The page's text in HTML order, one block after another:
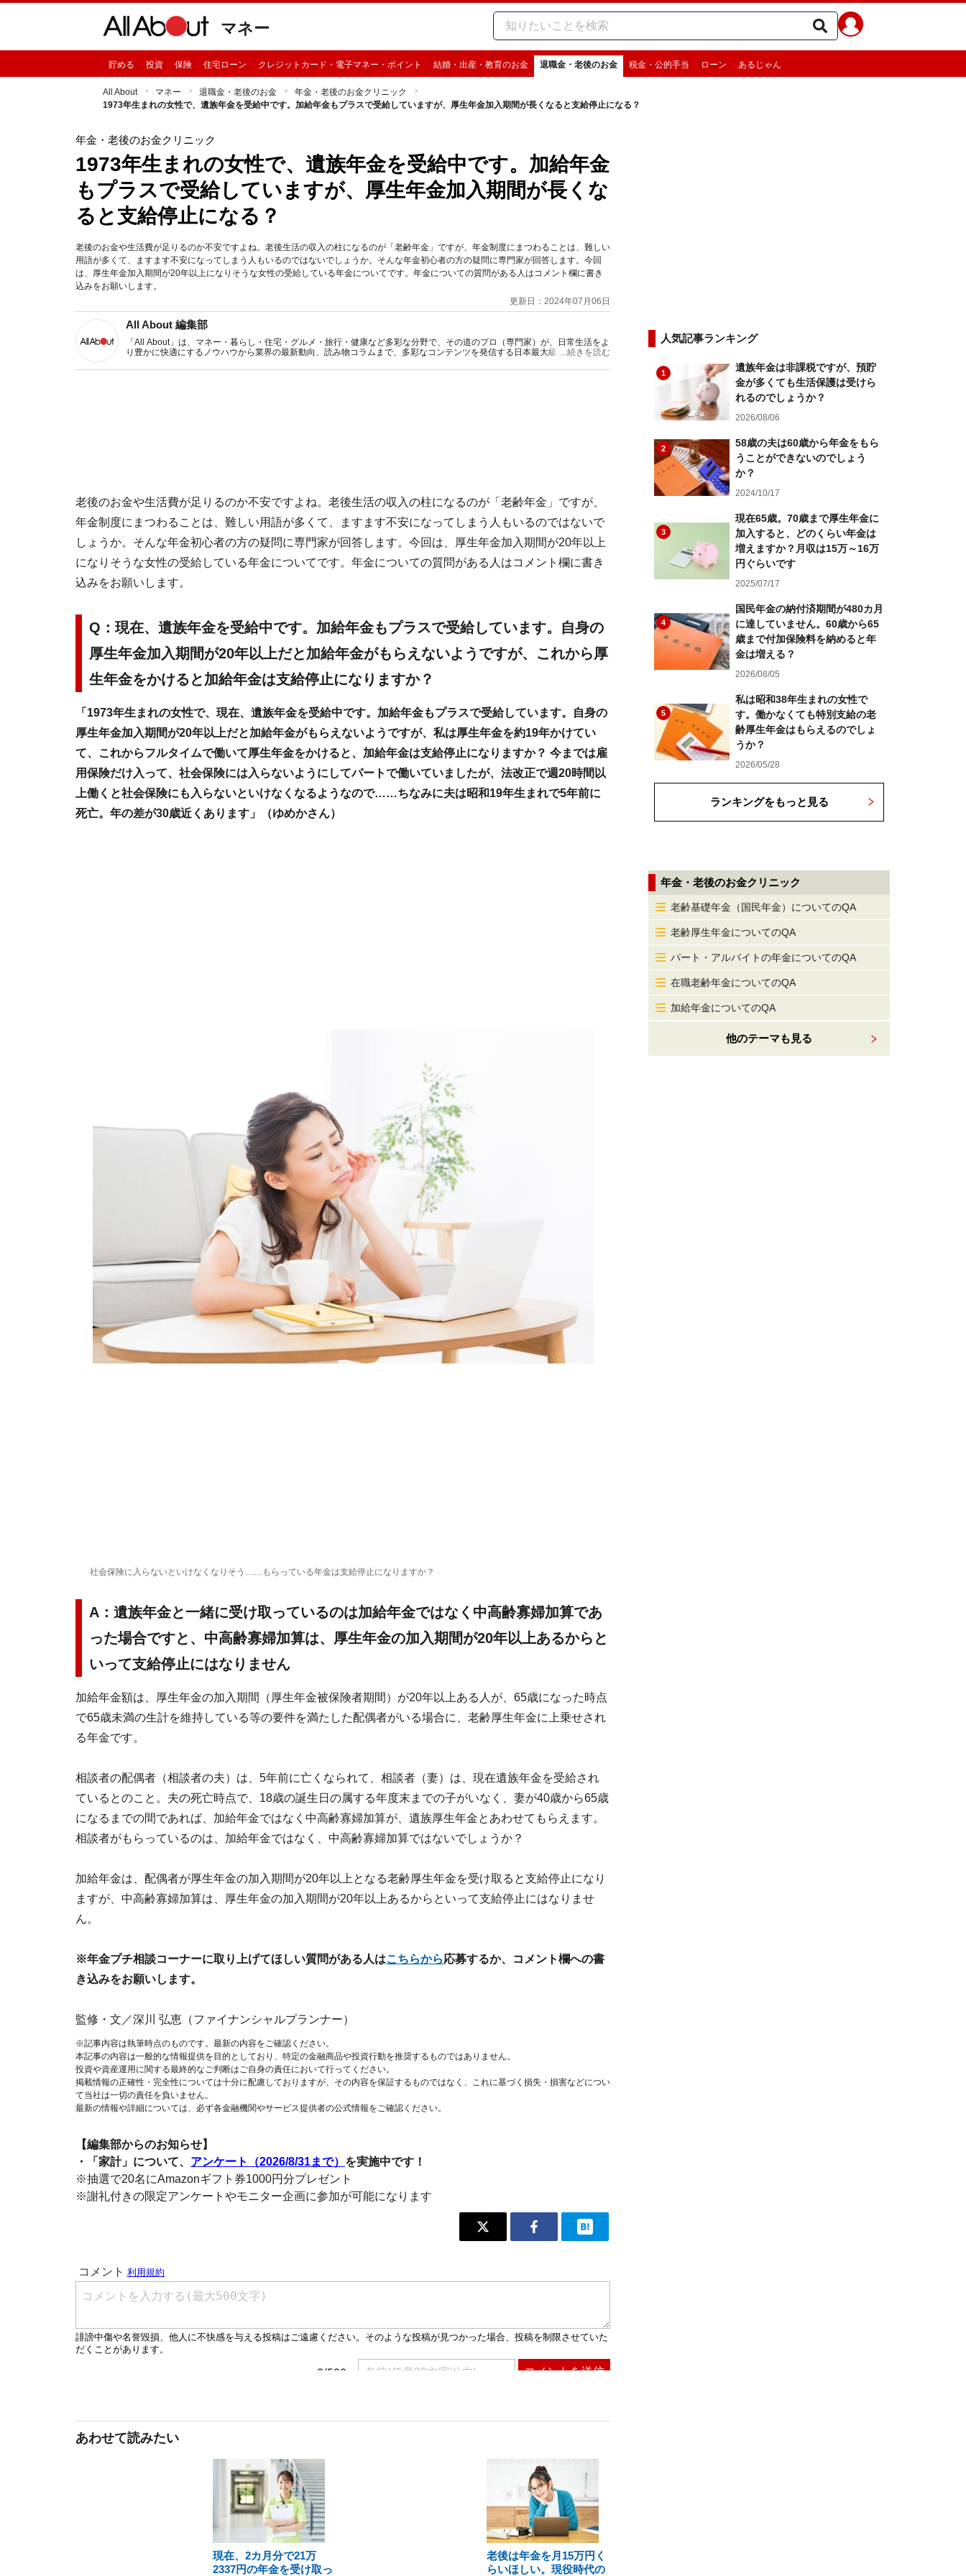
マネー
貯める 投資 保険 住宅ローン クレジットカード・電子マネー・ポイント 結婚・出産・教育のお金 退職金・老後のお金 税金・公的手当 ローン あるじゃん
All About マネー 退職金・老後のお金
年金・老後のお金クリニック
1973年生まれの女性で、遺族年金を受給中です。加給年金もプラスで受給していますが、厚生年金加入期間が長くなると支給停止になる？
年金・老後のお金クリニック
1973年生まれの女性で、遺族年金を受給中です。加給年金
もプラスで受給していますが、厚生年金加入期間が長くな
ると支給停止になる？
老後のお金や生活費が足りるのか不安ですよね。老後生活の収入の柱になるのが「老齢年金」ですが、年金制度にまつわることは、難しい
用語が多くて、ますます不安になってしまう人もいるのではないでしょうか。そんな年金初心者の方の疑問に専門家が回答します。今回
は、厚生年金加入期間が20年以上になりそうな女性の受給している年金についてです。年金についての質問がある人はコメント欄に書き
込みをお願いします。
更新日：2024年07月06日
All About 編集部
「All About」は、マネー・暮らし・住宅・グルメ・旅行・健康など多彩な分野で、その道のプロ（専門家）が、日常生活をよ
り豊かに快適にするノウハウから業界の最新動向、読み物コラムまで、多彩なコンテンツを発信する日本最大級の総合情報サ
...続きを読む
老後のお金や生活費が足りるのか不安ですよね。老後生活の収入の柱になるのが「老齢年金」ですが、
年金制度にまつわることは、難しい用語が多くて、ますます不安になってしまう人もいるのではないで
しょうか。そんな年金初心者の方の疑問に専門家が回答します。今回は、厚生年金加入期間が20年以上
になりそうな女性の受給している年金についてです。年金についての質問がある人はコメント欄に書き
込みをお願いします。
Q：現在、遺族年金を受給中です。加給年金もプラスで受給しています。自身の
厚生年金加入期間が20年以上だと加給年金がもらえないようですが、これから厚
生年金をかけると加給年金は支給停止になりますか？
「1973年生まれの女性で、現在、遺族年金を受給中です。加給年金もプラスで受給しています。自身の
厚生年金加入期間が20年以上だと加給年金がもらえないようですが、私は厚生年金を約19年かけてい
て、これからフルタイムで働いて厚生年金をかけると、加給年金は支給停止になりますか？ 今までは雇
用保険だけ入って、社会保険には入らないようにしてパートで働いていましたが、法改正で週20時間以
上働くと社会保険にも入らないといけなくなるようなので……ちなみに夫は昭和19年生まれで5年前に
死亡。年の差が30歳近くあります」（ゆめかさん）
社会保険に入らないといけなくなりそう……もらっている年金は支給停止になりますか？
A：遺族年金と一緒に受け取っているのは加給年金ではなく中高齢寡婦加算であ
った場合ですと、中高齢寡婦加算は、厚生年金の加入期間が20年以上あるからと
いって支給停止にはなりません
加給年金額は、厚生年金の加入期間（厚生年金被保険者期間）が20年以上ある人が、65歳になった時点
で65歳未満の生計を維持している等の要件を満たした配偶者がいる場合に、老齢厚生年金に上乗せされ
る年金です。
相談者の配偶者（相談者の夫）は、5年前に亡くなられて、相談者（妻）は、現在遺族年金を受給され
ているとのこと。夫の死亡時点で、18歳の誕生日の属する年度末までの子がいなく、妻が40歳から65歳
になるまでの間であれば、加給年金ではなく中高齢寡婦加算が、遺族厚生年金とあわせてもらえます。
相談者がもらっているのは、加給年金ではなく、中高齢寡婦加算ではないでしょうか？
加給年金は、配偶者が厚生年金の加入期間が20年以上となる老齢厚生年金を受け取ると支給停止になり
ますが、中高齢寡婦加算は、厚生年金の加入期間が20年以上あるからといって支給停止にはなりませ
ん。
※年金プチ相談コーナーに取り上げてほしい質問がある人はこちらから応募するか、コメント欄への書
き込みをお願いします。
監修・文／深川 弘恵（ファイナンシャルプランナー）
※記事内容は執筆時点のものです。最新の内容をご確認ください。
本記事の内容は一般的な情報提供を目的としており、特定の金融商品や投資行動を推奨するものではありません。
投資や資産運用に関する最終的なご判断はご自身の責任において行ってください。
掲載情報の正確性・完全性については十分に配慮しておりますが、その内容を保証するものではなく、これに基づく損失・損害などについ
て当社は一切の責任を負いません。
最新の情報や詳細については、必ず各金融機関やサービス提供者の公式情報をご確認ください。
【編集部からのお知らせ】
・「家計」について、 アンケート（2026/8/31まで） を実施中です！
※抽選で20名にAmazonギフト券1000円分プレゼント
※謝礼付きの限定アンケートやモニター企画に参加が可能になります
あわせて読みたい
現在、2カ月分で21万
2337円の年金を受け取っ
老後は年金を月15万円く
らいほしい。現役時代の
人気記事ランキング
1
遺族年金は非課税ですが、預貯
金が多くても生活保護は受けら
れるのでしょうか？
2026/08/06
2
58歳の夫は60歳から年金をもら
うことができないのでしょう
か？
2024/10/17
3
現在65歳。70歳まで厚生年金に
加入すると、どのくらい年金は
増えますか？月収は15万～16万
円ぐらいです
2025/07/17
4
国民年金の納付済期間が480カ月
に達していません。60歳から65
歳まで付加保険料を納めると年
金は増える？
2026/08/05
5
私は昭和38年生まれの女性で
す。働かなくても特別支給の老
齢厚生年金はもらえるのでしょ
うか？
2026/05/28
ランキングをもっと見る
年金・老後のお金クリニック
老齢基礎年金（国民年金）についてのQA
老齢厚生年金についてのQA
パート・アルバイトの年金についてのQA
在職老齢年金についてのQA
加給年金についてのQA
他のテーマも見る